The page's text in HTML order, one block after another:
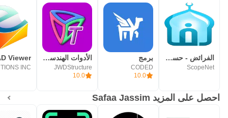
الفرائض - حساب المواريث
ScopeNet
برمج
CODED
10.0
الأدوات الهندسية JWDTools
JWDStructure
10.0
احصل على المزيد Safaa Jassim